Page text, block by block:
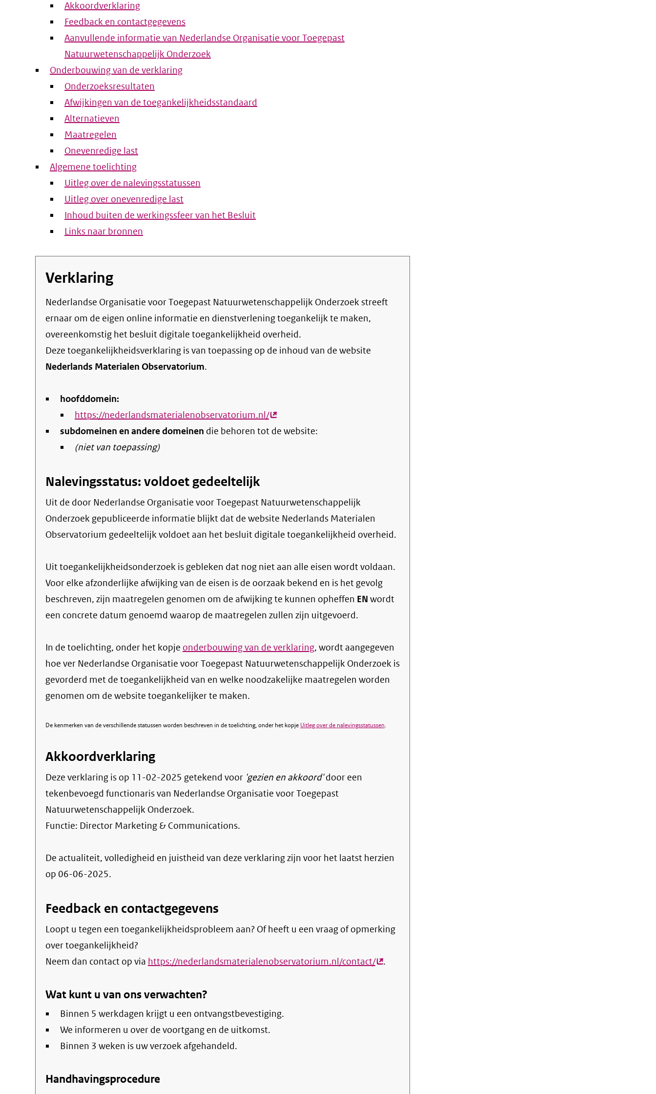
Akkoordverklaring
Feedback en contactgegevens
Aanvullende informatie van Nederlandse Organisatie voor Toegepast
Natuurwetenschappelijk Onderzoek
Onderbouwing van de verklaring
Onderzoeksresultaten
Afwijkingen van de toegankelijkheidsstandaard
Alternatieven
Maatregelen
Onevenredige last
Algemene toelichting
Uitleg over de nalevingsstatussen
Uitleg over onevenredige last
Inhoud buiten de werkingssfeer van het Besluit
Links naar bronnen
Verklaring
Nederlandse Organisatie voor Toegepast Natuurwetenschappelijk Onderzoek streeft
ernaar om de eigen online informatie en dienstverlening toegankelijk te maken,
overeenkomstig het besluit digitale toegankelijkheid overheid.
Deze toegankelijkheidsverklaring is van toepassing op de inhoud van de website
Nederlands Materialen Observatorium.
hoofddomein:
https://nederlandsmaterialenobservatorium.nl/(externe
link)
subdomeinen en andere domeinen die behoren tot de website:
(niet van toepassing)
Nalevingsstatus: voldoet gedeeltelijk
Uit de door Nederlandse Organisatie voor Toegepast Natuurwetenschappelijk
Onderzoek gepubliceerde informatie blijkt dat de website Nederlands Materialen
Observatorium gedeeltelijk voldoet aan het besluit digitale toegankelijkheid overheid.
Uit toegankelijkheidsonderzoek is gebleken dat nog niet aan alle eisen wordt voldaan.
Voor elke afzonderlijke afwijking van de eisen is de oorzaak bekend en is het gevolg
beschreven, zijn maatregelen genomen om de afwijking te kunnen opheffen EN wordt
een concrete datum genoemd waarop de maatregelen zullen zijn uitgevoerd.
In de toelichting, onder het kopje onderbouwing van de verklaring, wordt aangegeven
hoe ver Nederlandse Organisatie voor Toegepast Natuurwetenschappelijk Onderzoek is
gevorderd met de toegankelijkheid van en welke noodzakelijke maatregelen worden
genomen om de website toegankelijker te maken.
De kenmerken van de verschillende statussen worden beschreven in de toelichting, onder het kopje Uitleg over de nalevingsstatussen.
Akkoordverklaring
Deze verklaring is op 11-02-2025 getekend voor 'gezien en akkoord'door een
tekenbevoegd functionaris van Nederlandse Organisatie voor Toegepast
Natuurwetenschappelijk Onderzoek.
Functie: Director Marketing & Communications.
De actualiteit, volledigheid en juistheid van deze verklaring zijn voor het laatst herzien
op 06-06-2025.
Feedback en contactgegevens
Loopt u tegen een toegankelijkheidsprobleem aan? Of heeft u een vraag of opmerking
over toegankelijkheid?
Neem dan contact op via https://nederlandsmaterialenobservatorium.nl/contact/(externe
.
Wat kunt u van ons verwachten?
Binnen 5 werkdagen krijgt u een ontvangstbevestiging.
We informeren u over de voortgang en de uitkomst.
Binnen 3 weken is uw verzoek afgehandeld.
Handhavingsprocedure